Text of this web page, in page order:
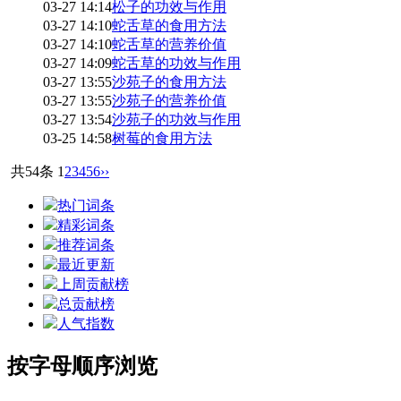
03-27 14:14松子的功效与作用
03-27 14:10蛇舌草的食用方法
03-27 14:10蛇舌草的营养价值
03-27 14:09蛇舌草的功效与作用
03-27 13:55沙苑子的食用方法
03-27 13:55沙苑子的营养价值
03-27 13:54沙苑子的功效与作用
03-25 14:58树莓的食用方法
共54条 1 23456››
热门词条
精彩词条
推荐词条
最近更新
上周贡献榜
总贡献榜
人气指数
按字母顺序浏览